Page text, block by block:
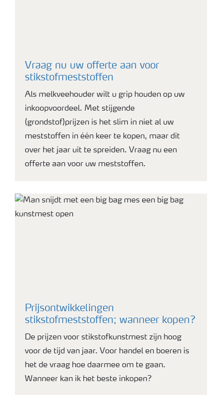
Vraag nu uw offerte aan voor
stikstofmeststoffen
Als melkveehouder wilt u grip houden op uw
inkoopvoordeel. Met stijgende
(grondstof)prijzen is het slim in niet al uw
meststoffen in één keer te kopen, maar dit
over het jaar uit te spreiden. Vraag nu een
offerte aan voor uw meststoffen.
Prijsontwikkelingen
stikstofmeststoffen; wanneer kopen?
De prijzen voor stikstofkunstmest zijn hoog
voor de tijd van jaar. Voor handel en boeren is
het de vraag hoe daarmee om te gaan.
Wanneer kan ik het beste inkopen?